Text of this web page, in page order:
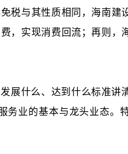
税与其性质相同，海南建
，实现消费回流；再则，
展什么、达到什么标准讲
务业的基本与龙头业态。